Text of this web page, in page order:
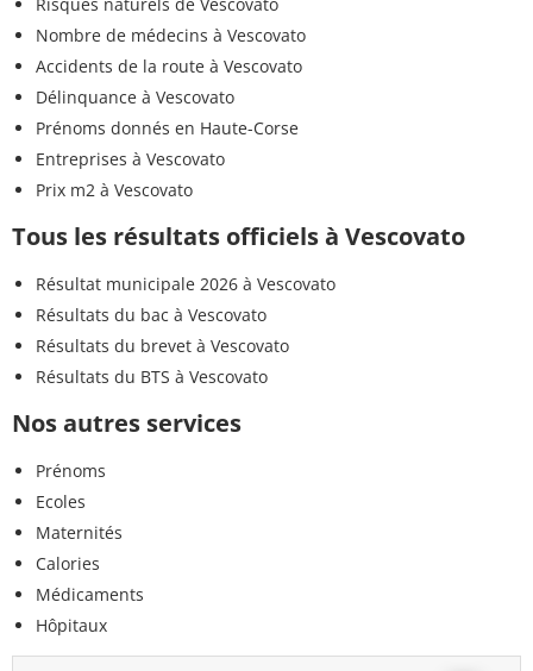
Risques naturels de Vescovato
Nombre de médecins à Vescovato
Accidents de la route à Vescovato
Délinquance à Vescovato
Prénoms donnés en Haute-Corse
Entreprises à Vescovato
Prix m2 à Vescovato
Tous les résultats officiels à Vescovato
Résultat municipale 2026 à Vescovato
Résultats du bac à Vescovato
Résultats du brevet à Vescovato
Résultats du BTS à Vescovato
Nos autres services
Prénoms
Ecoles
Maternités
Calories
Médicaments
Hôpitaux